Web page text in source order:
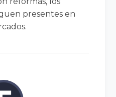
presentes en